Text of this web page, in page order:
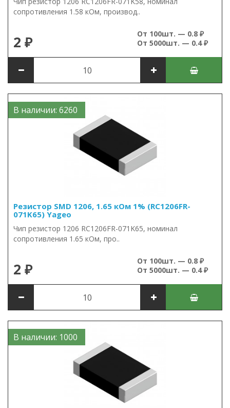
сопротивления 1.58 кОм, производ..
2 ₽
От 100шт. — 0.8 ₽
От 5000шт. — 0.4 ₽
В наличии: 6260
Резистор SMD 1206, 1.65 кОм 1% (RC1206FR-
071K65) Yageo
Чип резистор 1206 RC1206FR-071K65, номинал
сопротивления 1.65 кОм, про..
2 ₽
От 100шт. — 0.8 ₽
От 5000шт. — 0.4 ₽
В наличии: 1000